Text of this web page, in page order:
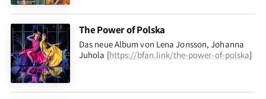
The Power of Polska
Das neue Album von Lena Jonsson, Johanna
Juhola [https://bfan.link/the-power-of-polska]